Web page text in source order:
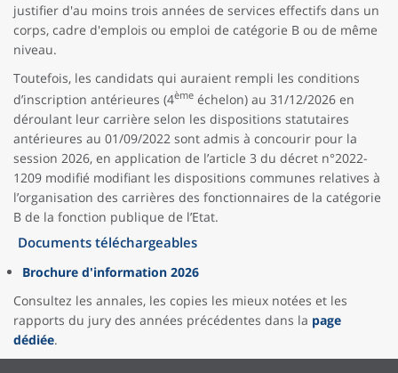
justifier d'au moins trois années de services effectifs dans un
corps, cadre d'emplois ou emploi de catégorie B ou de même
niveau.
Toutefois, les candidats qui auraient rempli les conditions
d’inscription antérieures (4ème échelon) au 31/12/2026 en
déroulant leur carrière selon les dispositions statutaires
antérieures au 01/09/2022 sont admis à concourir pour la
session 2026, en application de l’article 3 du décret n°2022-
1209 modifié modifiant les dispositions communes relatives à
l’organisation des carrières des fonctionnaires de la catégorie
B de la fonction publique de l’Etat.
Documents téléchargeables
Brochure d'information 2026
Consultez les annales, les copies les mieux notées et les
rapports du jury des années précédentes dans la page
dédiée.